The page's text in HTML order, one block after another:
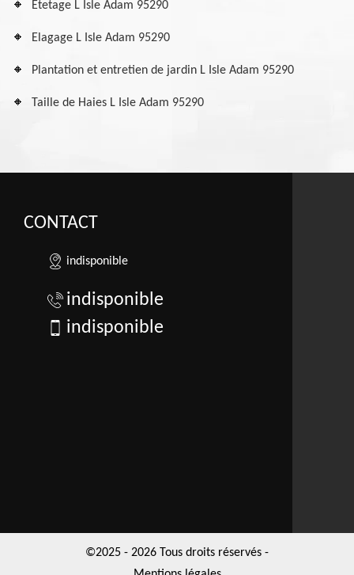
Etetage L Isle Adam 95290
Elagage L Isle Adam 95290
Plantation et entretien de jardin L Isle Adam 95290
Taille de Haies L Isle Adam 95290
CONTACT
indisponible
indisponible
indisponible
©2025 - 2026 Tous droits réservés -